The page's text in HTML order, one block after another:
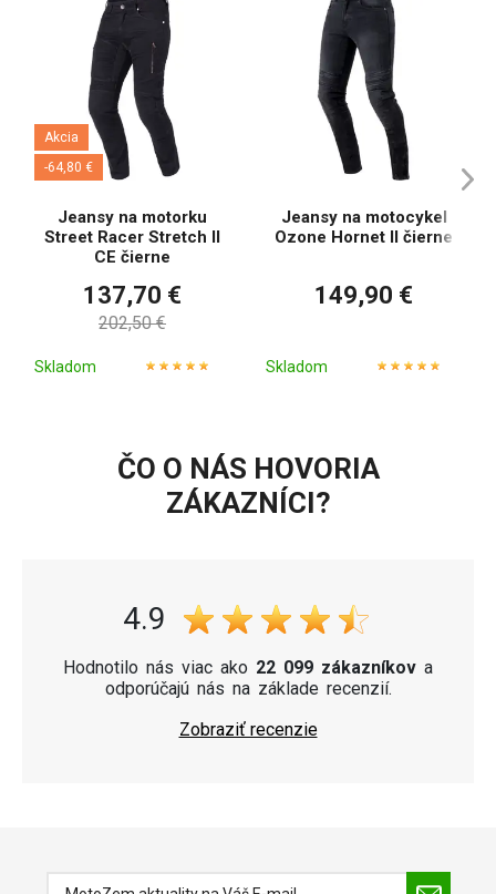
Akcia
-64,80 €
Jeansy na motorku
Street Racer Stretch II
CE čierne
137,70 €
202,50 €
Skladom
Jeansy na motocykel
Ozone Hornet II čierne
149,90 €
Skladom
ČO O NÁS HOVORIA
ZÁKAZNÍCI?
4.9
Hodnotilo nás viac ako 22 099 zákazníkov a
odporúčajú nás na základe recenzií.
Zobraziť recenzie